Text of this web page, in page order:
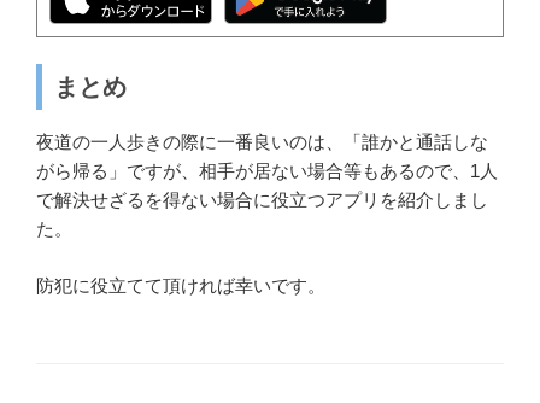
まとめ
夜道の一人歩きの際に一番良いのは、「誰かと通話しな
がら帰る」ですが、相手が居ない場合等もあるので、1人
で解決せざるを得ない場合に役立つアプリを紹介しまし
た。
防犯に役立てて頂ければ幸いです。